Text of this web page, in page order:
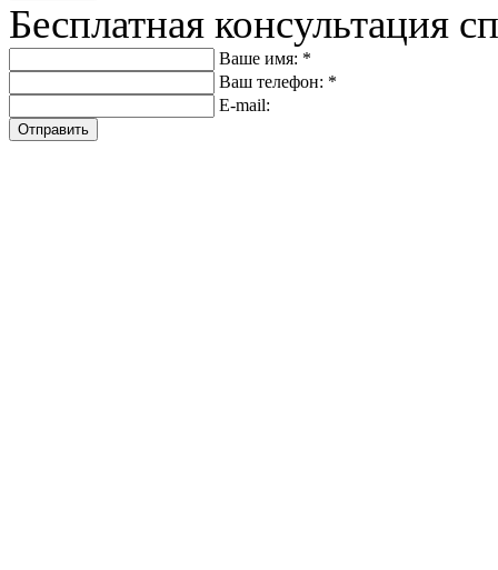
Бесплатная консультация
Ваше имя: *
Ваш телефон: *
E-mail:
Отправить